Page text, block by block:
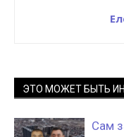
ЭТО МОЖЕТ БЫТЬ
Сам